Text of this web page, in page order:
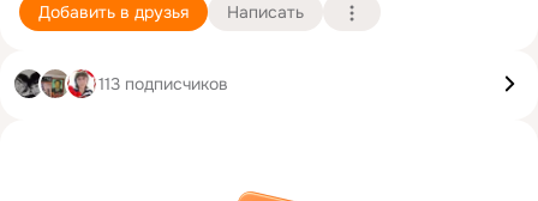
Добавить в друзья Написать
113 подписчиков